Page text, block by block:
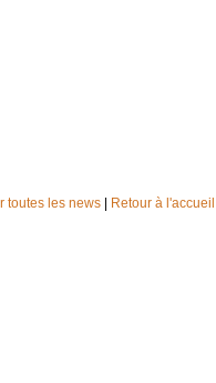
toutes les news| Retour à l'accueil